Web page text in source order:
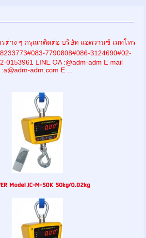
ต่าง ๆ กรุณาติดต่อ บริษัท แอดวานซ์ เมทโทร
7790808#086-3124690#02-
0153961 LINE OA :@adm-adm E mail
:a@adm-adm.com E ...
Model JC-M-50K 50kg/0.02kg